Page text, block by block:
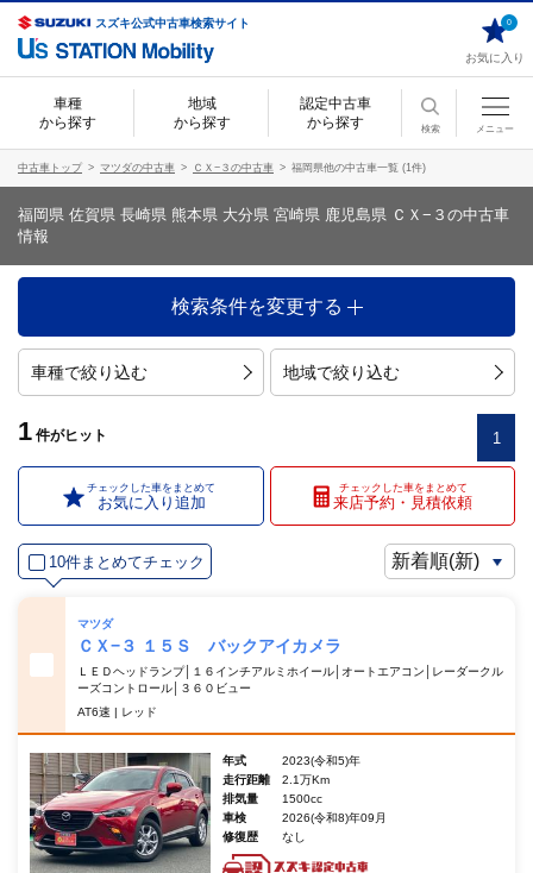
スズキ公式中古車検索サイト
お気に入り
0
車種
から探す
地域
から探す
認定中古車
から探す
検索 メニュー
中古車トップ マツダの中古車 ＣＸ−３の中古車 福岡県他の中古車一覧 (1件)
福岡県 佐賀県 長崎県 熊本県 大分県 宮崎県 鹿児島県 ＣＸ−３の中古車
情報
検索条件を変更する
車種で絞り込む 地域で絞り込む
1 件がヒット 1
チェックした車をまとめて
お気に入り追加
チェックした車をまとめて
来店予約・見積依頼
10件まとめてチェック
マツダ
ＣＸ−３ １５Ｓ バックアイカメラ
ＬＥＤヘッドランプ│１６インチアルミホイール│オートエアコン│レーダークル
ーズコントロール│３６０ビュー
AT6速 | レッド
年式
2023(令和5)年
走行距離
2.1万Km
排気量
1500cc
車検
2026(令和8)年09月
修復歴
なし